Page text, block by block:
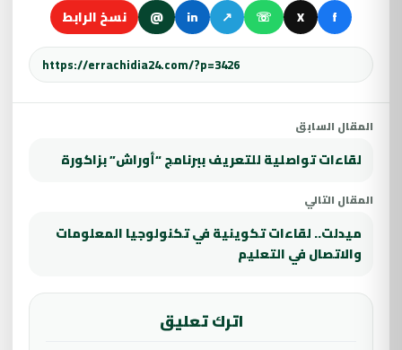
f
X
☏
↗
in
@ نسخ الرابط
المقال السابق
لقاءات تواصلية للتعريف ببرنامج “أوراش” بزاكورة
المقال التالي
ميدلت.. لقاءات تكوينية في تكنولوجيا المعلومات
والاتصال في التعليم
اترك تعليق